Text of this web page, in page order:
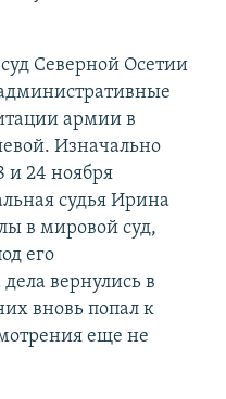
Северной Осетии
армии в
Изначально
и 24 ноября
судья Ирина
в мировой суд,
его
вернулись в
вновь попал к
еще не